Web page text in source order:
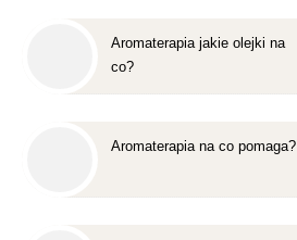
Aromaterapia jakie olejki na
co?
Aromaterapia na co pomaga?